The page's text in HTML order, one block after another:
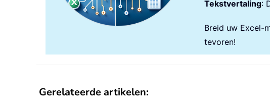
For Each xSheet In ActiveWorkbook.
For
Each xChart
xChart. Chart)
Next xSheet
Next xChart
Tekstvertaling:
Breid uw Excel-
tevoren!
Gerelateerde artikelen: